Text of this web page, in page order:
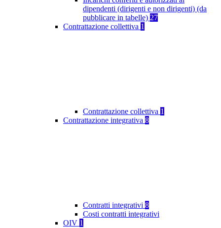
dipendenti (dirigenti e non dirigenti) (da
pubblicare in tabelle) 27
Contrattazione collettiva 1
Contrattazione collettiva 1
Contrattazione integrativa 8
Contratti integrativi 8
Costi contratti integrativi
OIV 1